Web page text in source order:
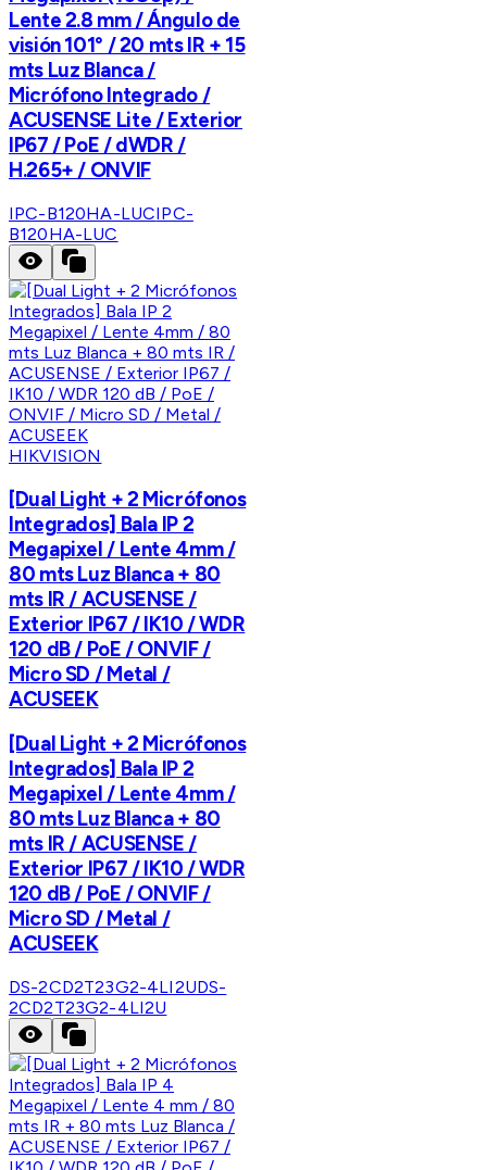
Lente 2.8 mm / Ángulo de
visión 101° / 20 mts IR + 15
mts Luz Blanca /
Micrófono Integrado /
ACUSENSE Lite / Exterior
IP67 / PoE / dWDR /
H.265+ / ONVIF
IPC-B120HA-LUCIPC-
B120HA-LUC
HIKVISION
[Dual Light + 2 Micrófonos
Integrados] Bala IP 2
Megapixel / Lente 4mm /
80 mts Luz Blanca + 80
mts IR / ACUSENSE /
Exterior IP67 / IK10 / WDR
120 dB / PoE / ONVIF /
Micro SD / Metal /
ACUSEEK
[Dual Light + 2 Micrófonos
Integrados] Bala IP 2
Megapixel / Lente 4mm /
80 mts Luz Blanca + 80
mts IR / ACUSENSE /
Exterior IP67 / IK10 / WDR
120 dB / PoE / ONVIF /
Micro SD / Metal /
ACUSEEK
DS-2CD2T23G2-4LI2UDS-
2CD2T23G2-4LI2U